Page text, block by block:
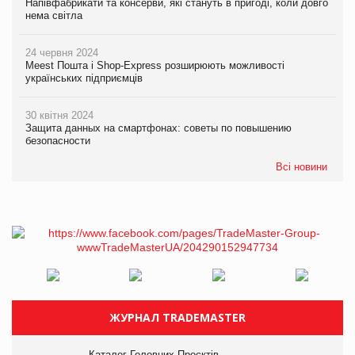
Напівфабрикати та консерви, які стануть в пригоді, коли довго
нема світла
24 червня 2024
Meest Пошта і Shop-Express розширюють можливості
українських підприємців
30 квітня 2024
Защита данных на смартфонах: советы по повышению
безопасности
Всі новини
ЖУРНАЛ TRADEMASTER